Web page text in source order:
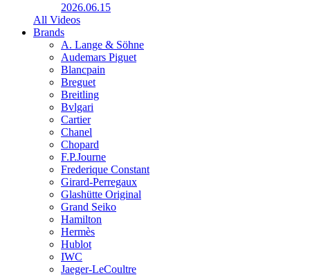
2026.06.15
All Videos
Brands
A. Lange & Söhne
Audemars Piguet
Blancpain
Breguet
Breitling
Bvlgari
Cartier
Chanel
Chopard
F.P.Journe
Frederique Constant
Girard-Perregaux
Glashütte Original
Grand Seiko
Hamilton
Hermès
Hublot
IWC
Jaeger-LeCoultre